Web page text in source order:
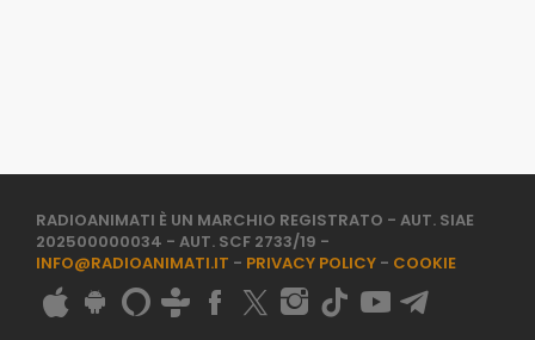
RADIOANIMATI È UN MARCHIO REGISTRATO - AUT. SIAE
202500000034 - AUT. SCF 2733/19 -
INFO@RADIOANIMATI.IT - PRIVACY POLICY - COOKIE